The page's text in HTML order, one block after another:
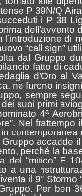
P 39N/Q
i P 38
dell’avvento
l’introduzione di
“call sign”
dal Gruppo
fatto di
d’Oro al
ne furono
sempre
suoi primi
4ª
Nel
accadde
perché la
del “mitico” F
a una
il 9°
Per ben